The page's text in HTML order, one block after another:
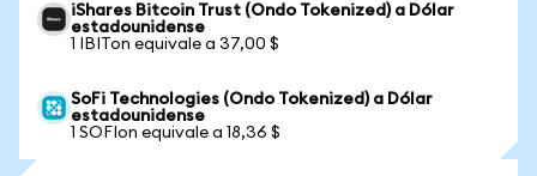
iShares Bitcoin Trust (Ondo Tokenized) a Dólar
estadounidense
1 IBITon equivale a 37,00 $
SoFi Technologies (Ondo Tokenized) a Dólar
estadounidense
1 SOFIon equivale a 18,36 $